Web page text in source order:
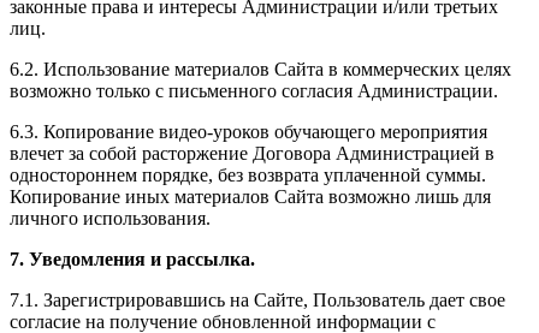
законные права и интересы Администрации и/или третьих
лиц.
6.2. Использование материалов Сайта в коммерческих целях
возможно только с письменного согласия Администрации.
6.3. Копирование видео-уроков обучающего мероприятия
влечет за собой расторжение Договора Администрацией в
одностороннем порядке, без возврата уплаченной суммы.
Копирование иных материалов Сайта возможно лишь для
личного использования.
7. Уведомления и рассылка.
7.1. Зарегистрировавшись на Сайте, Пользователь дает свое
согласие на получение обновленной информации с